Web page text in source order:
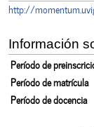
http://
Información
Período de
Período de matrícula
Período de docencia